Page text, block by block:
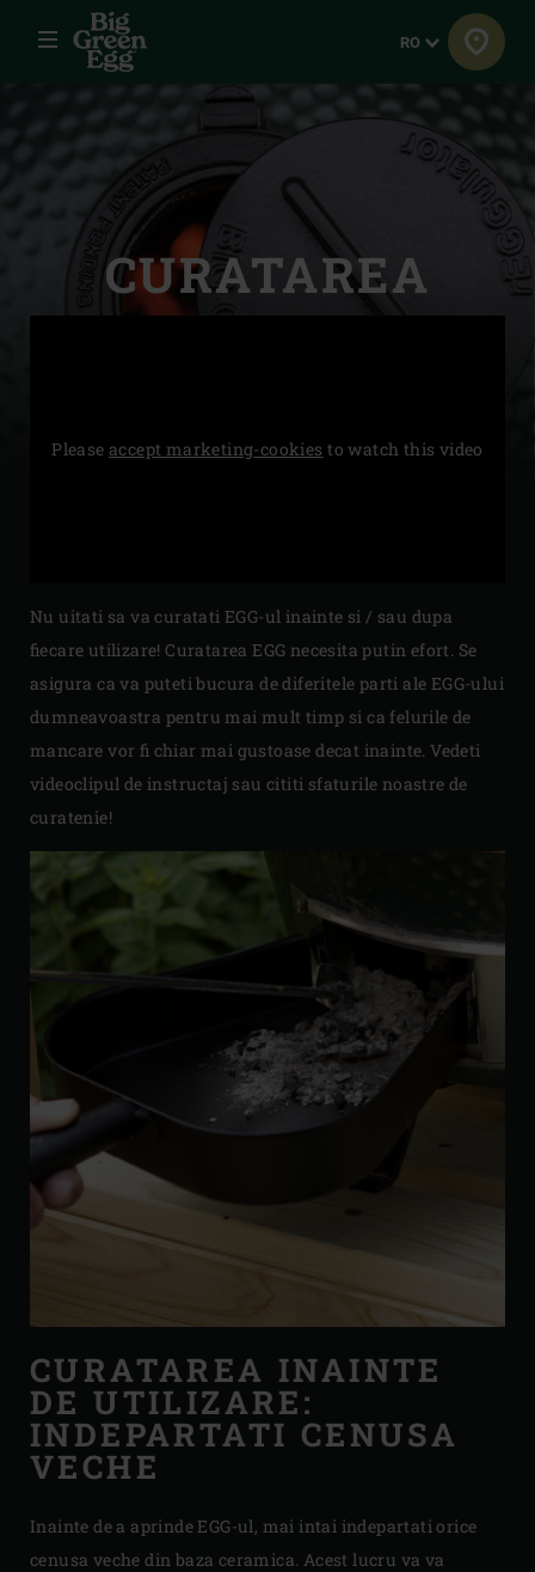
Meniu Limba
RO
CURATAREA
Pleaseaccept marketing-cookies to watch this video
Nu uitati sa va curatati EGG-ul inainte si / sau dupa
fiecare utilizare! Curatarea EGG necesita putin efort. Se
asigura ca va puteti bucura de diferitele parti ale EGG-ului
dumneavoastra pentru mai mult timp si ca felurile de
mancare vor fi chiar mai gustoase decat inainte. Vedeti
videoclipul de instructaj sau cititi sfaturile noastre de
curatenie!
CURATAREA INAINTE
DE UTILIZARE:
INDEPARTATI CENUSA
VECHE
Inainte de a aprinde EGG-ul, mai intai indepartati orice
cenusa veche din baza ceramica. Acest lucru va va